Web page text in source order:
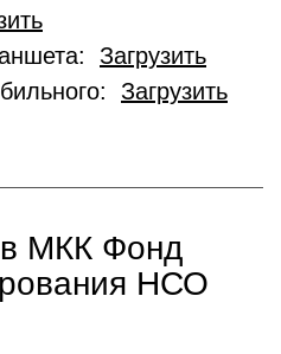
Загрузить
Загрузить
в МКК Фонд
НСО